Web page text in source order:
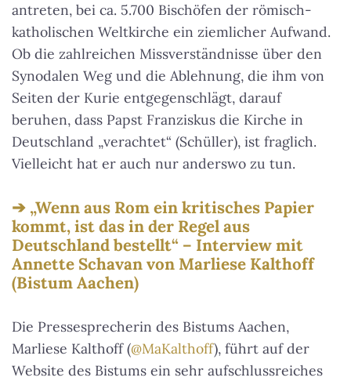
antreten, bei ca. 5.700 Bischöfen der römisch-
katholischen Weltkirche ein ziemlicher Aufwand.
Ob die zahlreichen Missverständnisse über den
Synodalen Weg und die Ablehnung, die ihm von
Seiten der Kurie entgegenschlägt, darauf
beruhen, dass Papst Franziskus die Kirche in
Deutschland „verachtet“ (Schüller), ist fraglich.
Vielleicht hat er auch nur anderswo zu tun.
„Wenn aus Rom ein kritisches Papier
kommt, ist das in der Regel aus
Deutschland bestellt“ – Interview mit
Annette Schavan von Marliese Kalthoff
(Bistum Aachen)
Die Pressesprecherin des Bistums Aachen,
Marliese Kalthoff (@MaKalthoff), führt auf der
Website des Bistums ein sehr aufschlussreiches